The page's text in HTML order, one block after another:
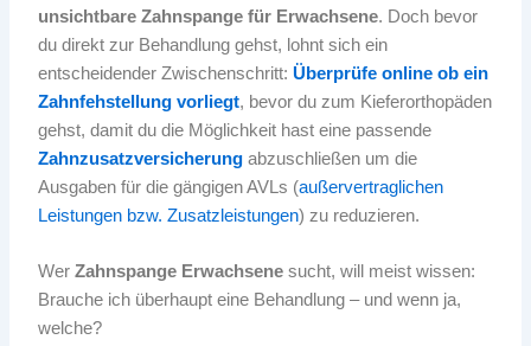
unsichtbare Zahnspange für Erwachsene. Doch bevor
du direkt zur Behandlung gehst, lohnt sich ein
entscheidender Zwischenschritt:Überprüfe online ob ein
Zahnfehstellung vorliegt, bevor du zum Kieferorthopäden
gehst, damit du die Möglichkeit hast eine passende
Zahnzusatzversicherung abzuschließen um die
Ausgaben für die gängigen AVLs (außervertraglichen
Leistungen bzw. Zusatzleistungen) zu reduzieren.
Wer Zahnspange Erwachsenesucht, will meist wissen:
Brauche ich überhaupt eine Behandlung – und wenn ja,
welche?